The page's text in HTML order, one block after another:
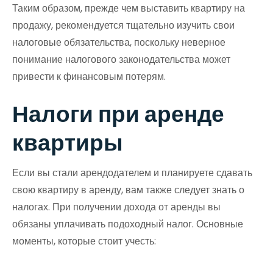
Таким образом, прежде чем выставить квартиру на
продажу, рекомендуется тщательно изучить свои
налоговые обязательства, поскольку неверное
понимание налогового законодательства может
привести к финансовым потерям.
Налоги при аренде
квартиры
Если вы стали арендодателем и планируете сдавать
свою квартиру в аренду, вам также следует знать о
налогах. При получении дохода от аренды вы
обязаны уплачивать подоходный налог. Основные
моменты, которые стоит учесть: